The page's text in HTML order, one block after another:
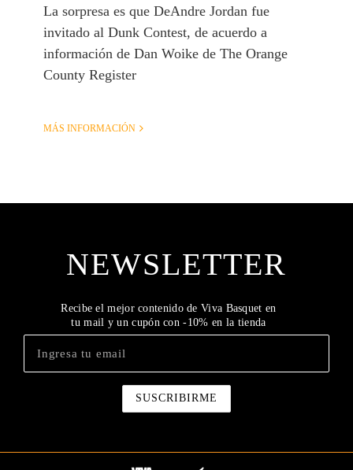
La sorpresa es que DeAndre Jordan fue
invitado al Dunk Contest, de acuerdo a
información de Dan Woike de The Orange
County Register
MÁS INFORMACIÓN
NEWSLETTER
Recibe el mejor contenido de Viva Basquet en
tu mail y un cupón con -10% en la tienda